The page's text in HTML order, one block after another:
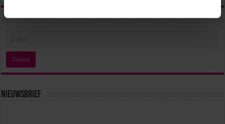
Nieuwsbrief